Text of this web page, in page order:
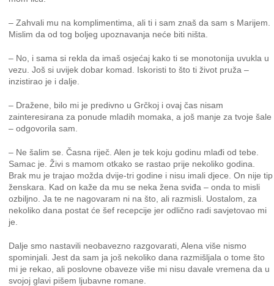
– Zahvali mu na komplimentima, ali ti i sam znaš da sam s Marijem.
Mislim da od tog boljeg upoznavanja neće biti ništa.
– No, i sama si rekla da imaš osjećaj kako ti se monotonija uvukla u
vezu. Još si uvijek dobar komad. Iskoristi to što ti život pruža –
inzistirao je i dalje.
– Dražene, bilo mi je predivno u Grčkoj i ovaj čas nisam
zainteresirana za ponude mladih momaka, a još manje za tvoje šale
– odgovorila sam.
– Ne šalim se. Časna riječ. Alen je tek koju godinu mlađi od tebe.
Samac je. Živi s mamom otkako se rastao prije nekoliko godina.
Brak mu je trajao možda dvije-tri godine i nisu imali djece. On nije tip
ženskara. Kad on kaže da mu se neka žena sviđa – onda to misli
ozbiljno. Ja te ne nagovaram ni na što, ali razmisli. Uostalom, za
nekoliko dana postat će šef recepcije jer odlično radi savjetovao mi
je.
Dalje smo nastavili neobavezno razgovarati, Alena više nismo
spominjali. Jest da sam ja još nekoliko dana razmišljala o tome što
mi je rekao, ali poslovne obaveze više mi nisu davale vremena da u
svojoj glavi pišem ljubavne romane.